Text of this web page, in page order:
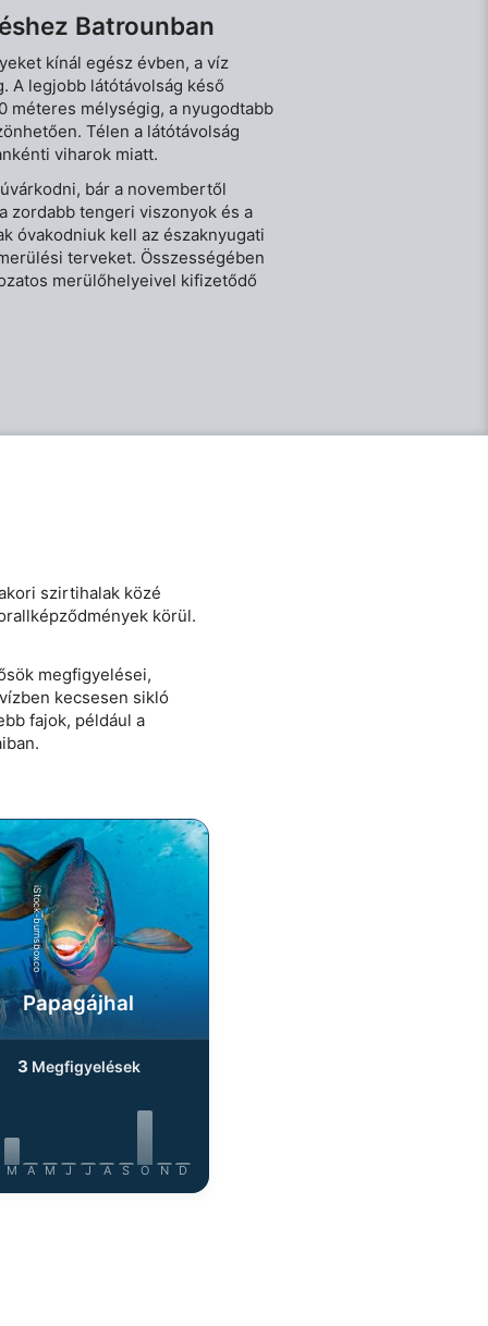
Batrounban
kínál egész évben, a víz
A legjobb látótávolság késő
méteres mélységig, a nyugodtabb
Télen a látótávolság
viharok miatt.
bár a novembertől
zordabb tengeri viszonyok és a
óvakodniuk kell az északnyugati
terveket. Összességében
merülőhelyeivel kifizetődő
szirtihalak közé
körül.
megfigyelései,
kecsesen sikló
fajok, például a
iStock-burnsboxco
Papagájhal
3 Megfigyelések
M A M J J A S O N D